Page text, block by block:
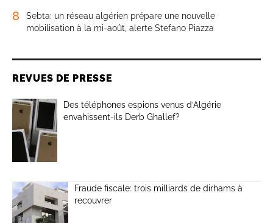
8
Sebta: un réseau algérien prépare une nouvelle
mobilisation à la mi-août, alerte Stefano Piazza
REVUES DE PRESSE
Des téléphones espions venus d’Algérie
envahissent-ils Derb Ghallef?
Fraude fiscale: trois milliards de dirhams à
recouvrer